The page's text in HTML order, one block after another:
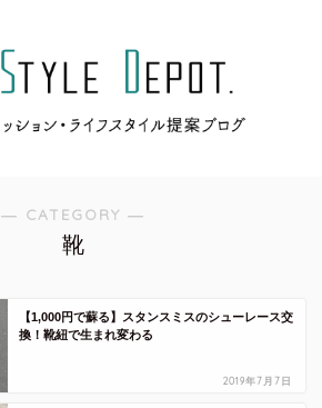
― CATEGORY ―
靴
【1,000円で蘇る】スタンスミスのシューレース交
換！靴紐で生まれ変わる
2019年7月7日